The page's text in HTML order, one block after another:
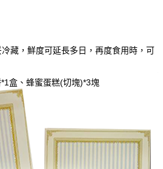
藏，鮮度可延長多日，再度食用時，可
盒、蜂蜜蛋糕(切塊)*3塊